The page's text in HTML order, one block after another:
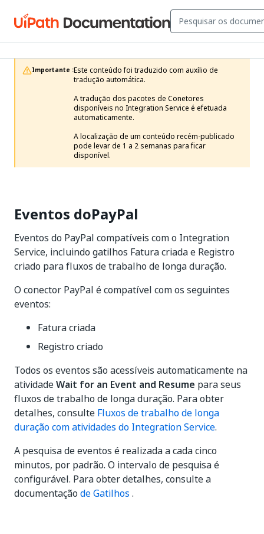
Importante :Este conteúdo foi traduzido com auxílio de
tradução automática.
A tradução dos pacotes de Conetores
disponíveis no Integration Service é efetuada
automaticamente.
A localização de um conteúdo recém-publicado
pode levar de 1 a 2 semanas para ficar
disponível.
Eventos doPayPal
Eventos do PayPal compatíveis com o Integration
Service, incluindo gatilhos Fatura criada e Registro
criado para fluxos de trabalho de longa duração.
O conector PayPal é compatível com os seguintes
eventos:
Fatura criada
Registro criado
Todos os eventos são acessíveis automaticamente na
atividadeWait for an Event and Resume para seus
fluxos de trabalho de longa duração. Para obter
detalhes, consulte Fluxos de trabalho de longa
duração com atividades do Integration Service.
A pesquisa de eventos é realizada a cada cinco
minutos, por padrão. O intervalo de pesquisa é
configurável. Para obter detalhes, consulte a
documentação de Gatilhos .